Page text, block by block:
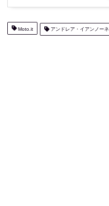
Moto.it アンドレア・イアンノーネ